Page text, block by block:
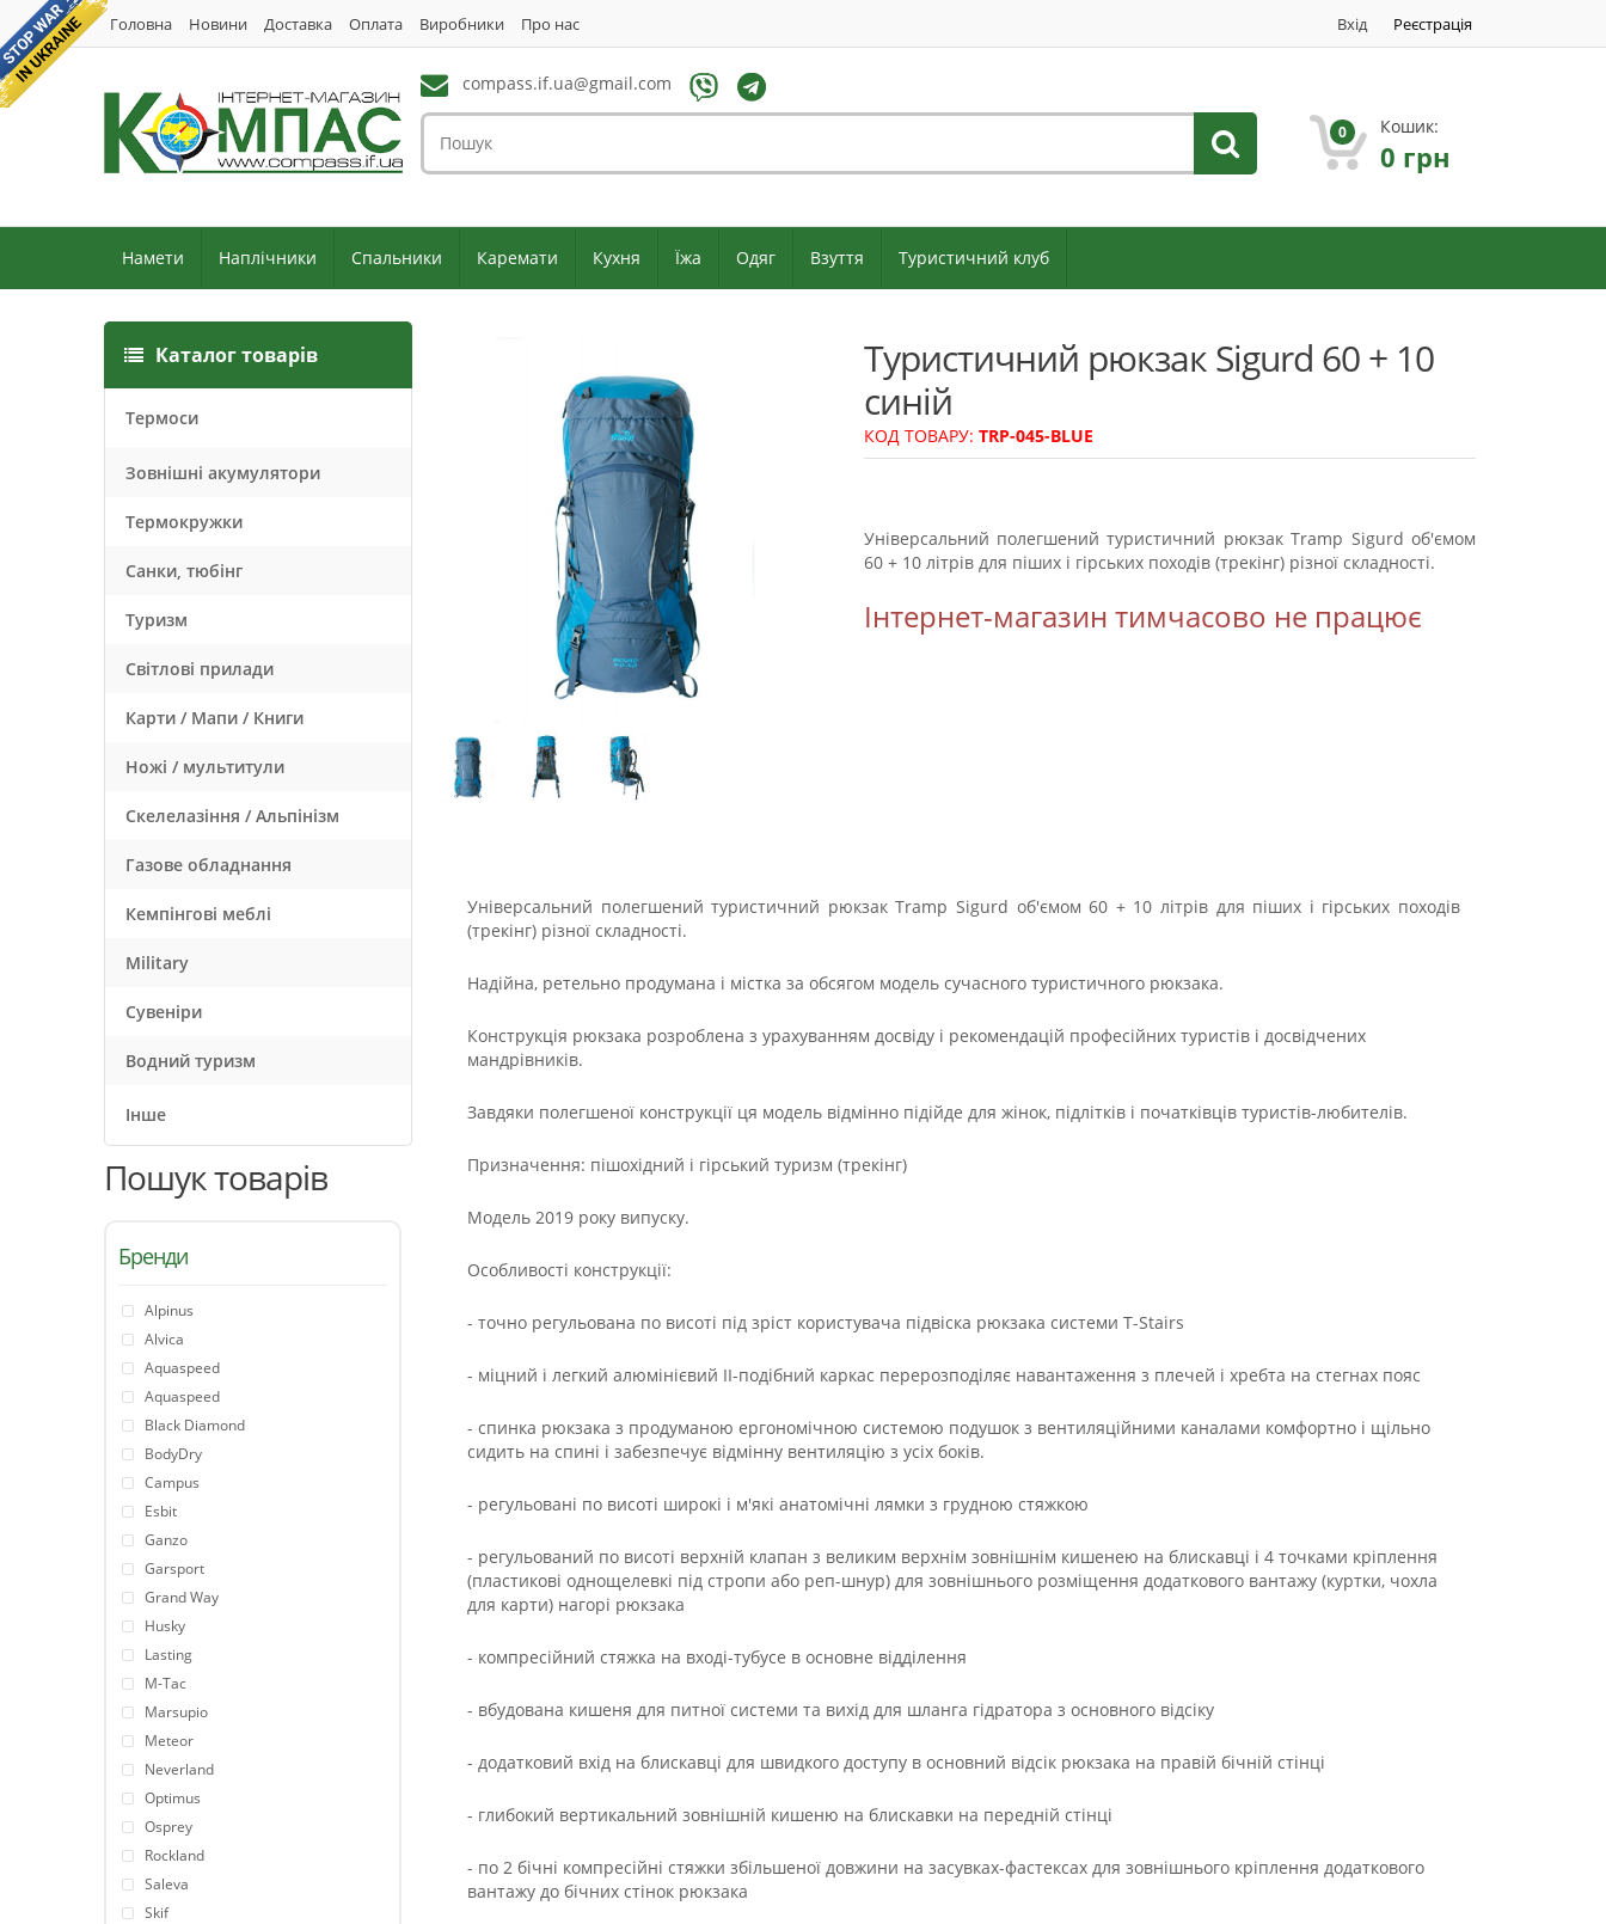
Головна Новини Доставка Оплата Виробники Про нас Вхід Реєстрація
compass.if.ua@gmail.com
0 Кошик:
0 грн
Намети Наплічники Спальники Каремати Кухня Їжа Одяг Взуття Туристичний клуб
Каталог товарів
Термоси
Зовнішні акумулятори
Термокружки
Санки, тюбінг
Туризм
Світлові прилади
Карти / Мапи / Книги
Ножі / мультитули
Скелелазіння / Альпінізм
Газове обладнання
Кемпінгові меблі
Military
Сувеніри
Водний туризм
Інше
Пошук товарів
Бренди
Alpinus
Alvica
Aquaspeed
Aquaspeed
Black Diamond
BodyDry
Campus
Esbit
Ganzo
Garsport
Grand Way
Husky
Lasting
M-Tac
Marsupio
Meteor
Neverland
Optimus
Osprey
Rockland
Saleva
Skif
Туристичний рюкзак Sigurd 60 + 10
синій
КОД ТОВАРУ: TRP-045-BLUE
Універсальний полегшений туристичний рюкзак Tramp Sigurd об'ємом
60 + 10 літрів для піших і гірських походів (трекінг) різної складності.
Інтернет-магазин тимчасово не працює
Універсальний полегшений туристичний рюкзак Tramp Sigurd об'ємом 60 + 10 літрів для піших і гірських походів
(трекінг) різної складності.
Надійна, ретельно продумана і містка за обсягом модель сучасного туристичного рюкзака.
Конструкція рюкзака розроблена з урахуванням досвіду і рекомендацій професійних туристів і досвідчених
мандрівників.
Завдяки полегшеної конструкції ця модель відмінно підійде для жінок, підлітків і початківців туристів-любителів.
Призначення: пішохідний і гірський туризм (трекінг)
Модель 2019 року випуску.
Особливості конструкції:
- точно регульована по висоті під зріст користувача підвіска рюкзака системи T-Stairs
- міцний і легкий алюмінієвий II-подібний каркас перерозподіляє навантаження з плечей і хребта на стегнах пояс
- спинка рюкзака з продуманою ергономічною системою подушок з вентиляційними каналами комфортно і щільно
сидить на спині і забезпечує відмінну вентиляцію з усіх боків.
- регульовані по висоті широкі і м'які анатомічні лямки з грудною стяжкою
- регульований по висоті верхній клапан з великим верхнім зовнішнім кишенею на блискавці і 4 точками кріплення
(пластикові однощелевкі під стропи або реп-шнур) для зовнішнього розміщення додаткового вантажу (куртки, чохла
для карти) нагорі рюкзака
- компресійний стяжка на вході-тубусе в основне відділення
- вбудована кишеня для питної системи та вихід для шланга гідратора з основного відсіку
- додатковий вхід на блискавці для швидкого доступу в основний відсік рюкзака на правій бічній стінці
- глибокий вертикальний зовнішній кишеню на блискавки на передній стінці
- по 2 бічні компресійні стяжки збільшеної довжини на засувках-фастексах для зовнішнього кріплення додаткового
вантажу до бічних стінок рюкзака